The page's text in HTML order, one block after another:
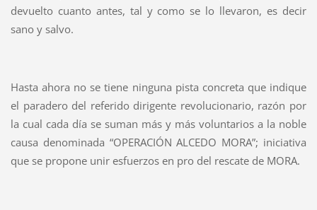
devuelto cuanto antes, tal y como se lo llevaron, es decir
sano y salvo.
Hasta ahora no se tiene ninguna pista concreta que indique
el paradero del referido dirigente revolucionario, razón por
la cual cada día se suman más y más voluntarios a la noble
causa denominada “OPERACIÓN ALCEDO MORA”; iniciativa
que se propone unir esfuerzos en pro del rescate de MORA.